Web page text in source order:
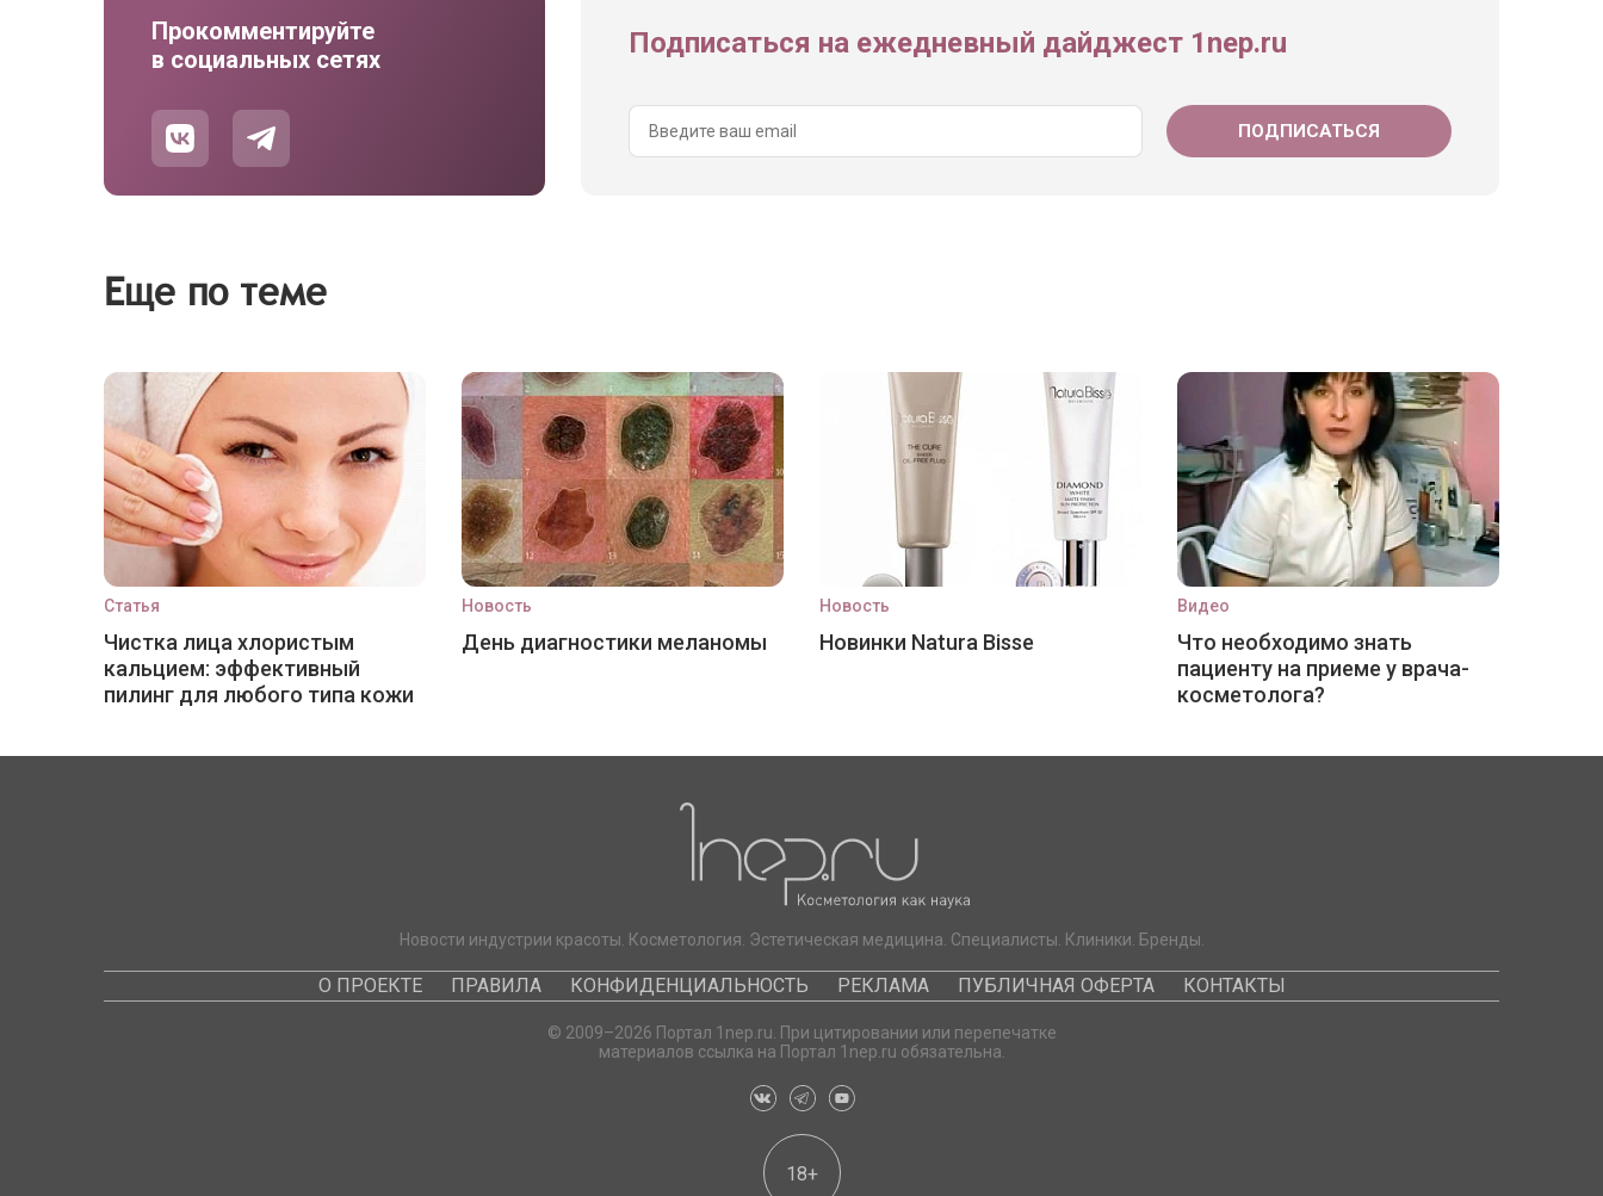
Прокомментируйте
в социальных сетях
Подписаться на ежедневный дайджест 1nep.ru
Еще по теме
Статья
Чистка лица хлористым
кальцием: эффективный
пилинг для любого типа кожи
Новость
День диагностики меланомы
Новость
Новинки Natura Bisse
Видео
Что необходимо знать
пациенту на приеме у врача-
косметолога?
Новости индустрии красоты. Косметология. Эстетическая медицина. Специалисты. Клиники. Бренды.
О ПРОЕКТЕ ПРАВИЛА КОНФИДЕНЦИАЛЬНОСТЬ РЕКЛАМА ПУБЛИЧНАЯ ОФЕРТА КОНТАКТЫ
© 2009–2026 Портал 1nep.ru. При цитировании или перепечатке
материалов ссылка на Портал 1nep.ru обязательна.
18+